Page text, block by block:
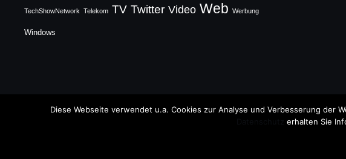
TechShowNetwork Telekom TV Twitter Video Web Werbung
Windows
Copyright © 2026 TechFieber Blog
Diese Webseite verwendet u.a. Cookies zur Analyse und Verbesserung der
erhalten Sie